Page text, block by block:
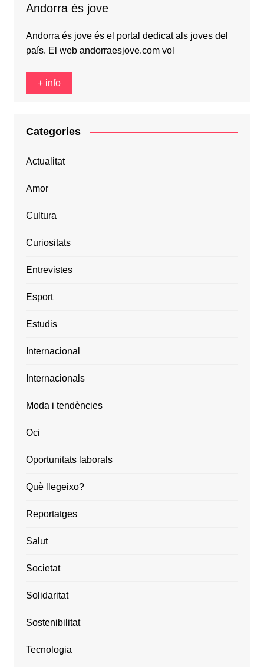
Andorra és jove
Andorra és jove és el portal dedicat als joves del
país. El web andorraesjove.com vol
+ info
Categories
Actualitat
Amor
Cultura
Curiositats
Entrevistes
Esport
Estudis
Internacional
Internacionals
Moda i tendències
Oci
Oportunitats laborals
Què llegeixo?
Reportatges
Salut
Societat
Solidaritat
Sostenibilitat
Tecnologia